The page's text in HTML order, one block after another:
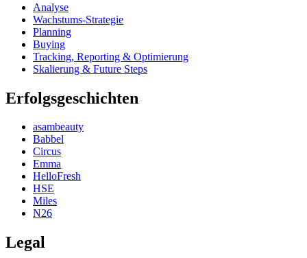
Analyse
Wachstums-Strategie
Planning
Buying
Tracking, Reporting & Optimierung
Skalierung & Future Steps
Erfolgsgeschichten
asambeauty
Babbel
Circus
Emma
HelloFresh
HSE
Miles
N26
Legal